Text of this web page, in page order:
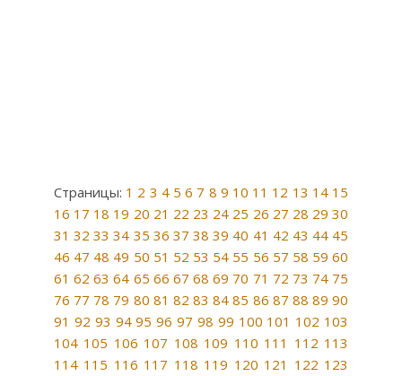
Страницы: 1 2 3 4 5 6 7 8 9 10 11 12 13 14 15
16 17 18 19 20 21 22 23 24 25 26 27 28 29 30
31 32 33 34 35 36 37 38 39 40 41 42 43 44 45
46 47 48 49 50 51 52 53 54 55 56 57 58 59 60
61 62 63 64 65 66 67 68 69 70 71 72 73 74 75
76 77 78 79 80 81 82 83 84 85 86 87 88 89 90
91 92 93 94 95 96 97 98 99 100 101 102 103
104 105 106 107 108 109 110 111 112 113
114 115 116 117 118 119 120 121 122 123